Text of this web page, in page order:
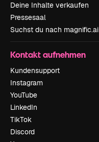
Deine Inhalte verkaufen
Pressesaal
Suchst du nach magnific.ai
Kontakt aufnehmen
Kundensupport
Instagram
YouTube
LinkedIn
TikTok
Discord